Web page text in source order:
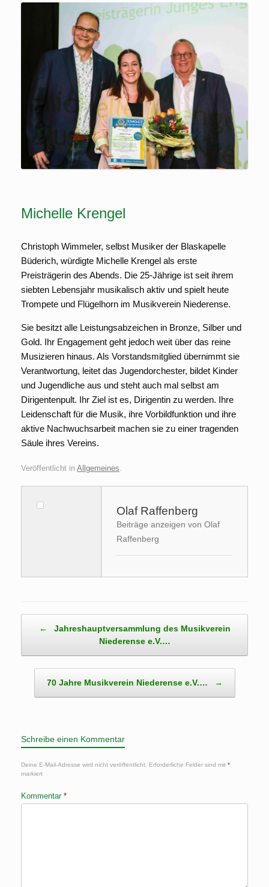
Michelle Krengel
Christoph Wimmeler, selbst Musiker der Blaskapelle
Büderich, würdigte Michelle Krengel als erste
Preisträgerin des Abends. Die 25-Jährige ist seit ihrem
siebten Lebensjahr musikalisch aktiv und spielt heute
Trompete und Flügelhorn im Musikverein Niederense.
Sie besitzt alle Leistungsabzeichen in Bronze, Silber und
Gold. Ihr Engagement geht jedoch weit über das reine
Musizieren hinaus. Als Vorstandsmitglied übernimmt sie
Verantwortung, leitet das Jugendorchester, bildet Kinder
und Jugendliche aus und steht auch mal selbst am
Dirigentenpult. Ihr Ziel ist es, Dirigentin zu werden. Ihre
Leidenschaft für die Musik, ihre Vorbildfunktion und ihre
aktive Nachwuchsarbeit machen sie zu einer tragenden
Säule ihres Vereins.
Veröffentlicht in Allgemeines
Olaf Raffenberg
Beiträge anzeigen von Olaf
Raffenberg
←
Jahreshauptversammlung des Musikverein
Niederense e.V.…
70 Jahre Musikverein Niederense e.V.… →
Schreibe einen Kommentar
Deine E-Mail-Adresse wird nicht veröffentlicht. Erforderliche Felder sind mit *
markiert
Kommentar *